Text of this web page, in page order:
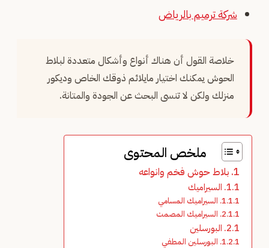
شركة ترميم بالرياض
خلاصة القول أن هناك أنواع وأشكال متعددة لبلاط
الحوش يمكنك اختيار مايلائم ذوقك الخاص وديكور
منزلك ولكن لا تنسى البحث عن الجودة والمتانة.
ملخص المحتوى
بلاط حوش فخم وانواعه
السيراميك
السيراميك المسامي
السيراميك المصمت
البورسلين
البورسلين المطفي